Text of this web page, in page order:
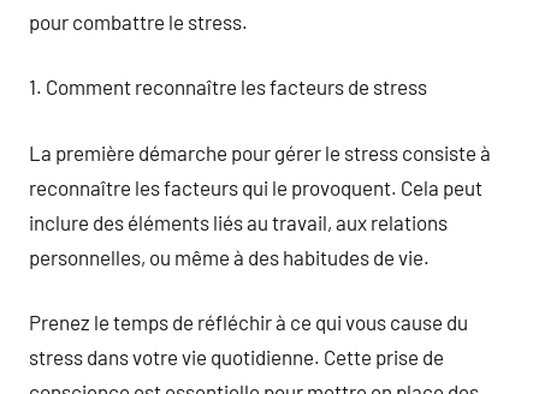
pour combattre le stress.
1. Comment reconnaître les facteurs de stress
La première démarche pour gérer le stress consiste à
reconnaître les facteurs qui le provoquent. Cela peut
inclure des éléments liés au travail, aux relations
personnelles, ou même à des habitudes de vie.
Prenez le temps de réfléchir à ce qui vous cause du
stress dans votre vie quotidienne. Cette prise de